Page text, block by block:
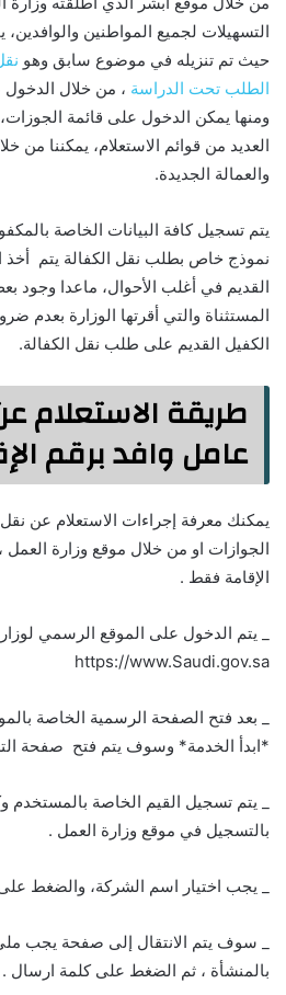
التسهيلات لجميع المواطنين والوافدين،
حيث تم تنزيله في موضوع سابق وهو
الطلب تحت الدراسة ، من خلال الدخول
ومنها يمكن الدخول على قائمة
العديد من قوائم الاستعلام، يمكننا من
والعمالة الجديدة.
يتم تسجيل كافة البيانات الخاصة
نموذج خاص بطلب نقل الكفالة يتم أخذ
القديم في أغلب الأحوال، ماعدا وجود
المستثناة والتي أقرتها الوزارة بعدم
الكفيل القديم على طلب نقل الكفالة.
طريقة الاستعلام
عامل وافد برقم
يمكنك معرفة إجراءات الاستعلام عن
الجوازات او من خلال موقع وزارة
الإقامة فقط .
_ يتم الدخول على الموقع الرسمي
https://www.Saudi.gov.sa
_ بعد فتح الصفحة الرسمية الخاصة
*ابدأ الخدمة* وسوف يتم فتح صفحة
_ يتم تسجيل القيم الخاصة بالمستخدم
بالتسجيل في موقع وزارة العمل .
_ يجب اختيار اسم الشركة، والضغط على
_ سوف يتم الانتقال إلى صفحة يجب
بالمنشأة ، ثم الضغط على كلمة ارسال .